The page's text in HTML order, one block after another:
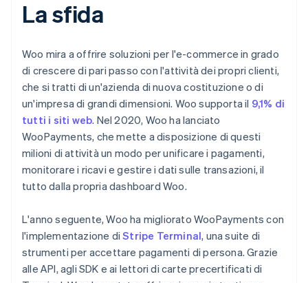
La sfida
Woo mira a offrire soluzioni per l'e-commerce in grado
di crescere di pari passo con l'attività dei propri clienti,
che si tratti di un'azienda di nuova costituzione o di
un'impresa di grandi dimensioni. Woo supporta il 9,1% di
tutti i siti web. Nel 2020, Woo ha lanciato
WooPayments, che mette a disposizione di questi
milioni di attività un modo per unificare i pagamenti,
monitorare i ricavi e gestire i dati sulle transazioni, il
tutto dalla propria dashboard Woo.
L'anno seguente, Woo ha migliorato WooPayments con
l'implementazione diStripe Terminal, una suite di
strumenti per accettare pagamenti di persona. Grazie
alle API, agli SDK e ai lettori di carte precertificati di